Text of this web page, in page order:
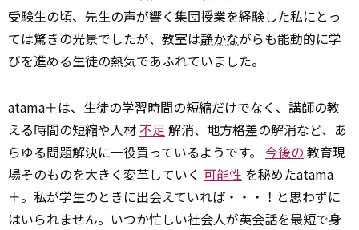
受験生の頃、先生の声が響く集団授業を経験した私にとっ
ては驚きの光景でしたが、教室は静かながらも能動的に学
びを進める生徒の熱気であふれていました。
atama＋は、生徒の学習時間の短縮だけでなく、講師の教
える時間の短縮や人材 不足 解消、地方格差の解消など、あ
らゆる問題解決に一役買っているようです。 今後の 教育現
場そのものを大きく変革していく 可能性 を秘めたatama
＋。私が学生のときに出会えていれば・・・！と思わずに
はいられません。いつか忙しい社会人が英会話を最短で身